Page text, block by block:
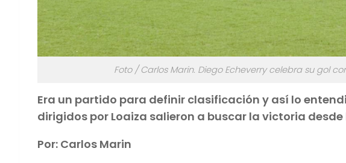
Foto / Carlos Marin. Diego Echeverry celebra su gol
Era un partido para definir clasificación y así lo
dirigidos por Loaiza salieron a buscar la victoria
Por: Carlos Marin